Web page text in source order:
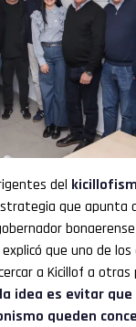
del
que apunta
explicó que uno de
a Kicillof a otras
idea es evitar
queden